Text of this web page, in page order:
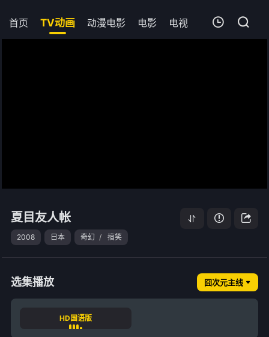
首页 TV动画 动漫电影 电影 电视剧 短剧 追剧
夏目友人帐
2008 日本 奇幻 / 搞笑
选集播放 囧次元主线
HD国语版